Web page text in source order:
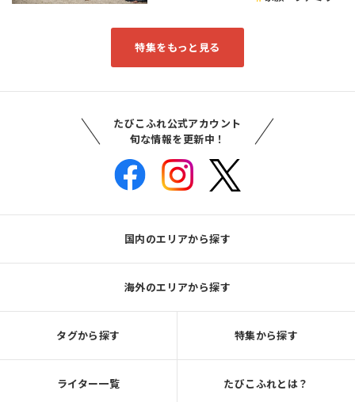
特集をもっと見る
たびこふれ公式アカウント
旬な情報を更新中！
国内のエリアから探す
海外のエリアから探す
タグから探す 特集から探す
ライター一覧 たびこふれとは？